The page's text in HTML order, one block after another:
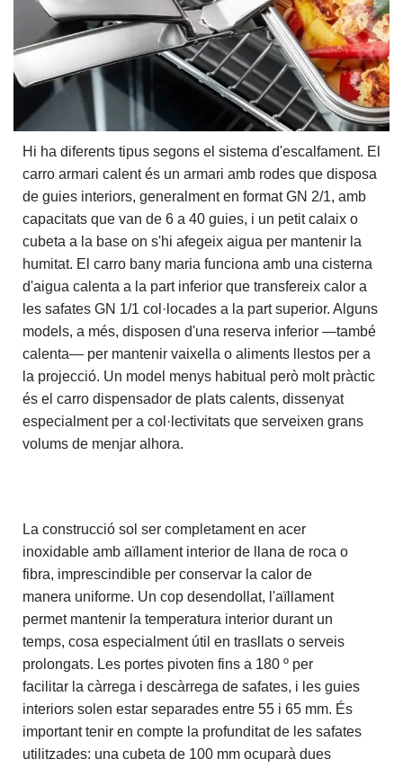
Hi ha diferents tipus segons el sistema d'escalfament. El
carro armari calent és un armari amb rodes que disposa
de guies interiors, generalment en format GN 2/1, amb
capacitats que van de 6 a 40 guies, i un petit calaix o
cubeta a la base on s'hi afegeix aigua per mantenir la
humitat. El carro bany maria funciona amb una cisterna
d'aigua calenta a la part inferior que transfereix calor a
les safates GN 1/1 col·locades a la part superior. Alguns
models, a més, disposen d'una reserva inferior —també
calenta— per mantenir vaixella o aliments llestos per a
la projecció. Un model menys habitual però molt pràctic
és el carro dispensador de plats calents, dissenyat
especialment per a col·lectivitats que serveixen grans
volums de menjar alhora.
La construcció sol ser completament en acer
inoxidable amb aïllament interior de llana de roca o
fibra, imprescindible per conservar la calor de
manera uniforme. Un cop desendollat, l'aïllament
permet mantenir la temperatura interior durant un
temps, cosa especialment útil en trasllats o serveis
prolongats. Les portes pivoten fins a 180 º per
facilitar la càrrega i descàrrega de safates, i les guies
interiors solen estar separades entre 55 i 65 mm. És
important tenir en compte la profunditat de les safates
utilitzades: una cubeta de 100 mm ocuparà dues